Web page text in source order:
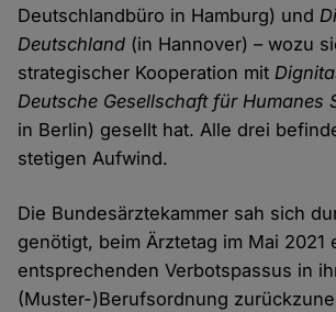
Deutschlandbüro in Hamburg) und
Deutschland (in Hannover) – wozu
strategischer Kooperation mit
Deutsche Gesellschaft für Humanes
in Berlin) gesellt hat. Alle drei
stetigen Aufwind.
Die Bundesärztekammer sah sich
genötigt, beim Ärztetag im Mai 2021
entsprechenden Verbotspassus in
(Muster-)Berufsordnung